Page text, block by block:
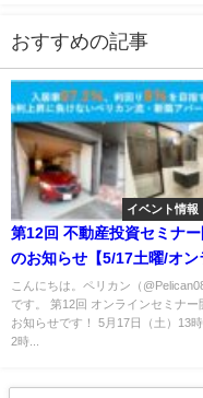
おすすめの記事
イベント情報
第12回 不動産投資セミナ
のお知らせ【5/17土曜/オン
ン】
こんにちは。ペリカン（
です。 第12回 オンラインセミナー
お知らせです！ 5月17日（土）13
2時...